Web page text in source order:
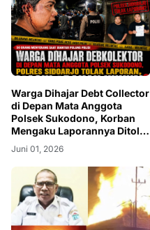
Warga Dihajar Debt Collector
di Depan Mata Anggota
Polsek Sukodono, Korban
Mengaku Laporannya Ditolak
Polres, Masih Adakah
Hukum
Juni 01, 2026